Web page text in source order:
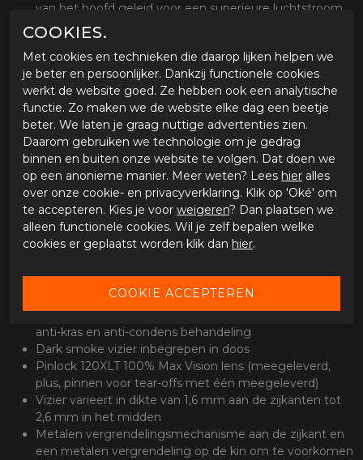
van het hoofd geleid voor een superieure luchtstroom
en comfort
Ventilatieopeningen achteraan: Onder de achterspoiler
bevinden zich twee ventilatieopeningen voor een
effectieve afvoer van warme lucht
Aerodynamica
Ontwikkeld in een windtunnel op ware grootte
Ontwikkeld met Computational Fluid Dynamics
Wordt geleverd met standaard spoiler, een langere
raceversie is optioneel verkrijgbaar
Lateral winglets om de stabiliteit van de helm verder te
ondersteunen en de luchtweerstand te verbeteren
Helmvizier heeft turbulators om de aero-akoestische
ECE 2206 gehomologeerd, optische klasse 1 vizier, met
anti-kras en anti-condens behandeling
Dark smoke vizier inbegrepen in doos
Pinlock 120XLT 100% Max Vision lens (meegeleverd,
plus, pinnen voor tear-offs met één meegeleverd)
Vizier varieert in dikte van 1,6 mm aan de zijkanten tot
2,6 mm in het midden
Metalen vergrendelingsmechanisme aan de zijkant en
een metalen vergrendeling op de kin om te voorkomen
COOKIES.
Met cookies en technieken die daarop lijken helpen we
je beter en persoonlijker. Dankzij functionele cookies
werkt de website goed. Ze hebben ook een analytische
functie. Zo maken we de website elke dag een beetje
beter. We laten je graag nuttige advertenties zien.
Daarom gebruiken we technologie om je gedrag
binnen en buiten onze website te volgen. Dat doen we
op een anonieme manier. Meer weten? Lees hier alles
over onze cookie- en privacyverklaring. Klik op 'Oké' om
te accepteren. Kies je voor weigeren? Dan plaatsen we
alleen functionele cookies. Wil je zelf bepalen welke
cookies er geplaatst worden klik dan hier.